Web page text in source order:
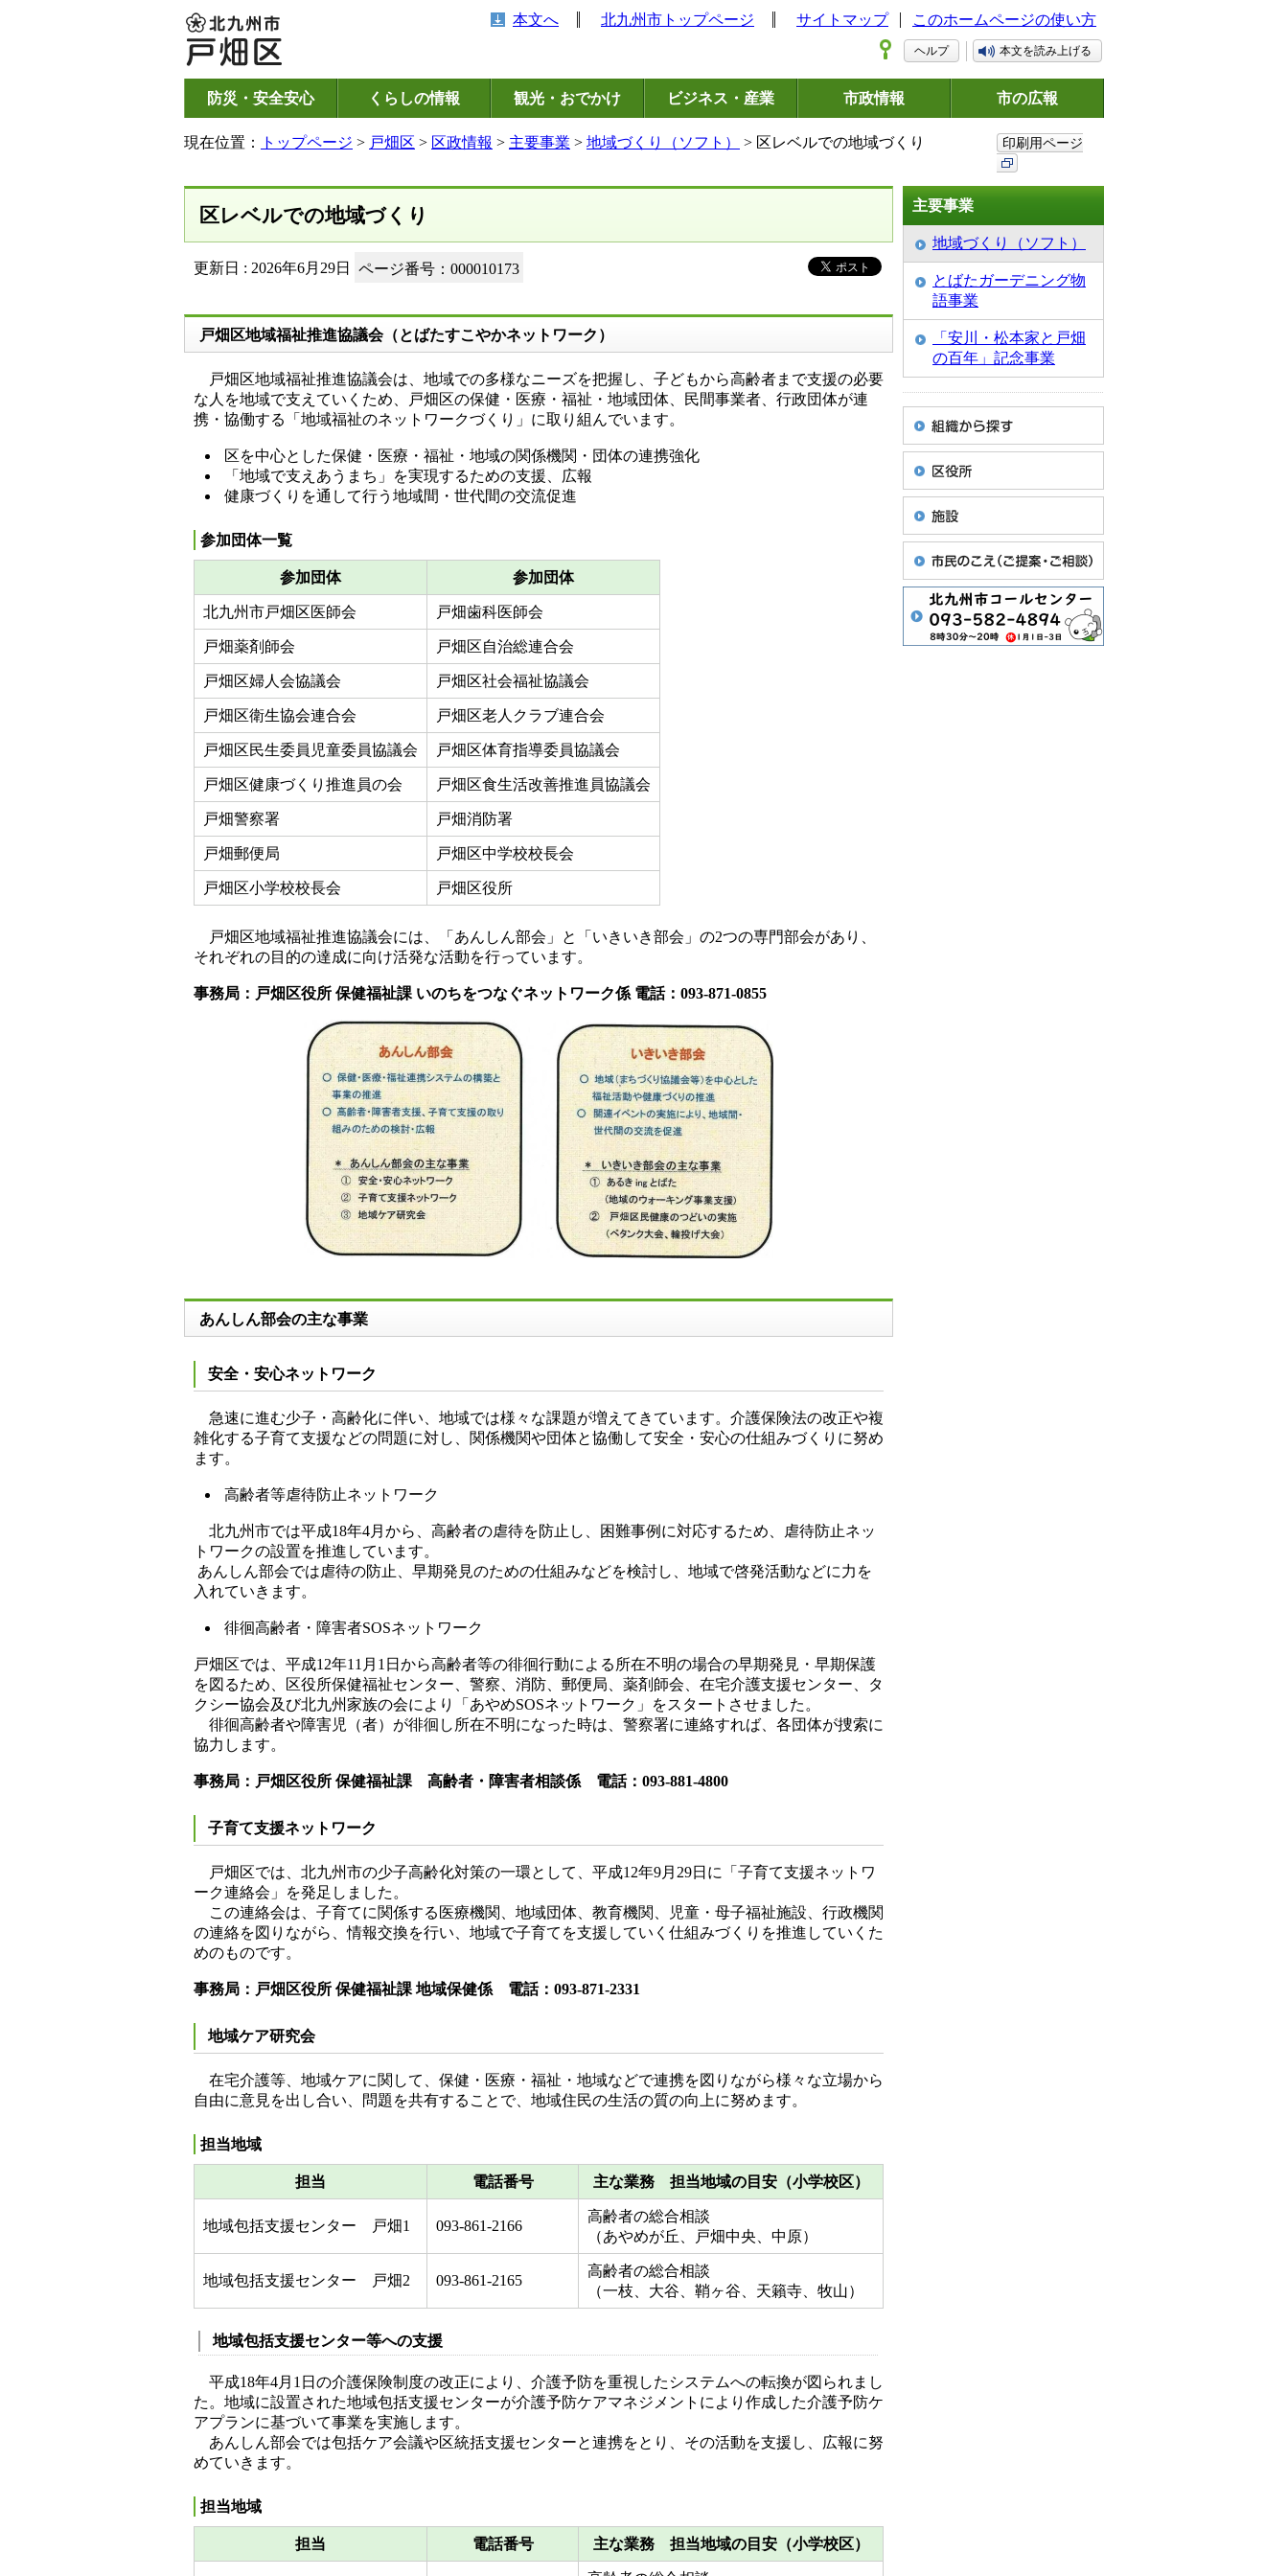
本文へ 北九州市トップページ サイトマップ このホームページの使い方
ヘルプ 本文を読み上げる
防災・安全安心 くらしの情報 観光・おでかけ ビジネス・産業 市政情報 市の広報
現在位置： トップページ > 戸畑区 > 区政情報 > 主要事業 > 地域づくり（ソフト） > 区レベルでの地域づくり 印刷用ページ
区レベルでの地域づくり
更新日 : 2026年6月29日 ページ番号：000010173
戸畑区地域福祉推進協議会（とばたすこやかネットワーク）
戸畑区地域福祉推進協議会は、地域での多様なニーズを把握し、子どもから高齢者まで支援の必要
な人を地域で支えていくため、戸畑区の保健・医療・福祉・地域団体、民間事業者、行政団体が連
携・協働する「地域福祉のネットワークづくり」に取り組んでいます。
区を中心とした保健・医療・福祉・地域の関係機関・団体の連携強化
「地域で支えあうまち」を実現するための支援、広報
健康づくりを通して行う地域間・世代間の交流促進
参加団体一覧
参加団体 参加団体
北九州市戸畑区医師会 戸畑歯科医師会
戸畑薬剤師会 戸畑区自治総連合会
戸畑区婦人会協議会 戸畑区社会福祉協議会
戸畑区衛生協会連合会 戸畑区老人クラブ連合会
戸畑区民生委員児童委員協議会 戸畑区体育指導委員協議会
戸畑区健康づくり推進員の会 戸畑区食生活改善推進員協議会
戸畑警察署 戸畑消防署
戸畑郵便局 戸畑区中学校校長会
戸畑区小学校校長会 戸畑区役所
戸畑区地域福祉推進協議会には、「あんしん部会」と「いきいき部会」の2つの専門部会があり、
それぞれの目的の達成に向け活発な活動を行っています。
事務局：戸畑区役所 保健福祉課 いのちをつなぐネットワーク係 電話：093-871-0855
あんしん部会の主な事業
安全・安心ネットワーク
急速に進む少子・高齢化に伴い、地域では様々な課題が増えてきています。介護保険法の改正や複
雑化する子育て支援などの問題に対し、関係機関や団体と協働して安全・安心の仕組みづくりに努め
ます。
高齢者等虐待防止ネットワーク
北九州市では平成18年4月から、高齢者の虐待を防止し、困難事例に対応するため、虐待防止ネッ
トワークの設置を推進しています。
あんしん部会では虐待の防止、早期発見のための仕組みなどを検討し、地域で啓発活動などに力を
入れていきます。
徘徊高齢者・障害者SOSネットワーク
戸畑区では、平成12年11月1日から高齢者等の徘徊行動による所在不明の場合の早期発見・早期保護
を図るため、区役所保健福祉センター、警察、消防、郵便局、薬剤師会、在宅介護支援センター、タ
クシー協会及び北九州家族の会により「あやめSOSネットワーク」をスタートさせました。
徘徊高齢者や障害児（者）が徘徊し所在不明になった時は、警察署に連絡すれば、各団体が捜索に
協力します。
事務局：戸畑区役所 保健福祉課 高齢者・障害者相談係 電話：093-881-4800
子育て支援ネットワーク
戸畑区では、北九州市の少子高齢化対策の一環として、平成12年9月29日に「子育て支援ネットワ
ーク連絡会」を発足しました。
この連絡会は、子育てに関係する医療機関、地域団体、教育機関、児童・母子福祉施設、行政機関
の連絡を図りながら、情報交換を行い、地域で子育てを支援していく仕組みづくりを推進していくた
めのものです。
事務局：戸畑区役所 保健福祉課 地域保健係 電話：093-871-2331
地域ケア研究会
在宅介護等、地域ケアに関して、保健・医療・福祉・地域などで連携を図りながら様々な立場から
自由に意見を出し合い、問題を共有することで、地域住民の生活の質の向上に努めます。
担当地域
担当 電話番号 主な業務 担当地域の目安（小学校区）
地域包括支援センター 戸畑1 093-861-2166
高齢者の総合相談
（あやめが丘、戸畑中央、中原）
地域包括支援センター 戸畑2 093-861-2165
高齢者の総合相談
（一枝、大谷、鞘ヶ谷、天籟寺、牧山）
地域包括支援センター等への支援
平成18年4月1日の介護保険制度の改正により、介護予防を重視したシステムへの転換が図られまし
た。地域に設置された地域包括支援センターが介護予防ケアマネジメントにより作成した介護予防ケ
アプランに基づいて事業を実施します。
あんしん部会では包括ケア会議や区統括支援センターと連携をとり、その活動を支援し、広報に努
めていきます。
担当地域
担当 電話番号 主な業務 担当地域の目安（小学校区）
主要事業
地域づくり（ソフト）
とばたガーデニング物
語事業
「安川・松本家と戸畑
の百年」記念事業